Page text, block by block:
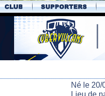
Né le 20/
Lieu de